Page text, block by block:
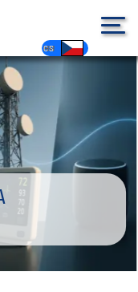
DE
EN
FR
ES
PL
IT
NL
HU
CS